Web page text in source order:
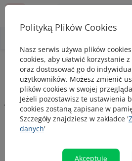
Ubranka AiryVest kurtka dla psa
AiryVest kurtka dla psa
jasnozielona-czarna
Polityką Plików Cookies
Nasz serwis używa plików
cookies, aby ułatwić korzystanie
oraz dostosować go do
użytkowników. Możesz zmienić
plików cookies w swojej
Jeżeli pozostawisz te ustawienia
cookies zostaną zapisane w
Szczegóły znajdziesz w zakładce '
danych'
Akceptuję